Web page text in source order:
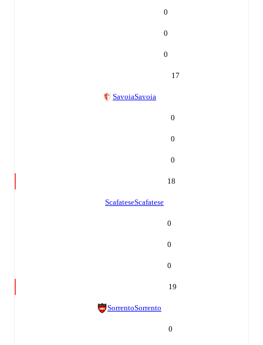
0
0
0
17
SavoiaSavoia
0
0
0
18
ScafateseScafatese
0
0
0
19
SorrentoSorrento
0